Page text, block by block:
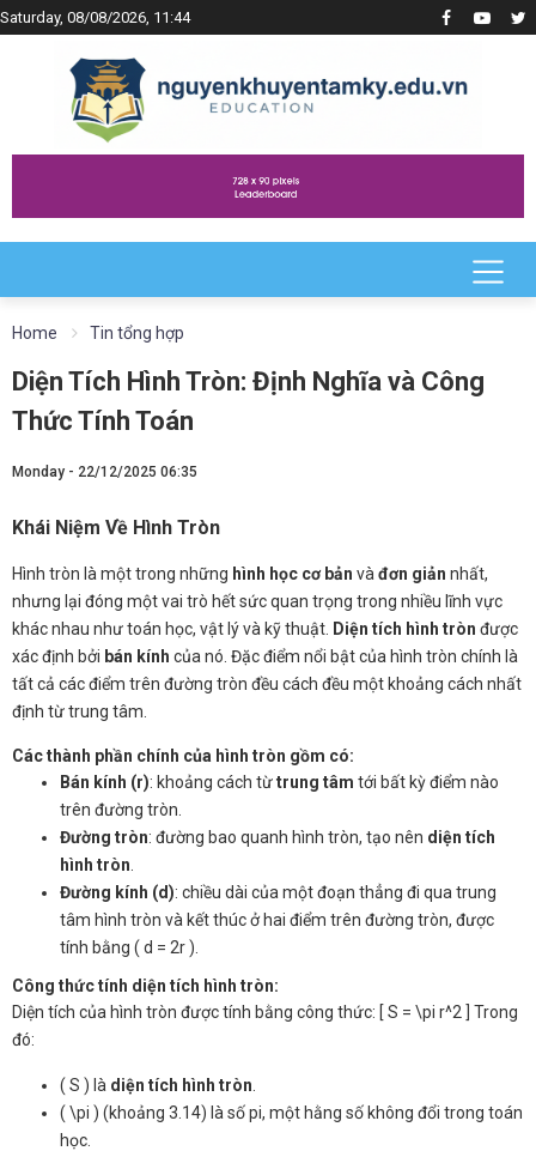
Saturday, 08/08/2026, 11:44
Home Tin tổng hợp
Diện Tích Hình Tròn: Định Nghĩa và Công
Thức Tính Toán
Monday - 22/12/2025 06:35
Khái Niệm Về Hình Tròn
Hình tròn là một trong những hình học cơ bản và đơn giản nhất,
nhưng lại đóng một vai trò hết sức quan trọng trong nhiều lĩnh vực
khác nhau như toán học, vật lý và kỹ thuật. Diện tích hình tròn được
xác định bởi bán kính của nó. Đặc điểm nổi bật của hình tròn chính là
tất cả các điểm trên đường tròn đều cách đều một khoảng cách nhất
định từ trung tâm.
Các thành phần chính của hình tròn gồm có:
Bán kính (r): khoảng cách từtrung tâm tới bất kỳ điểm nào
trên đường tròn.
Đường tròn: đường bao quanh hình tròn, tạo nên diện tích
hình tròn
Đường kính (d): chiều dài của một đoạn thẳng đi qua trung
tâm hình tròn và kết thúc ở hai điểm trên đường tròn, được
tính bằng ( d = 2r ).
Công thức tính diện tích hình tròn:
Diện tích của hình tròn được tính bằng công thức: [ S = \pi r^2 ] Trong
đó:
( S ) là diện tích hình tròn
( \pi ) (khoảng 3.14) là số pi, một hằng số không đổi trong toán
học.